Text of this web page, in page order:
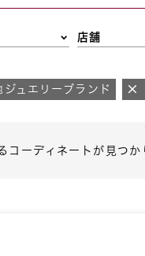
店舗
ジュエリーブランド
コーディネートが見つ